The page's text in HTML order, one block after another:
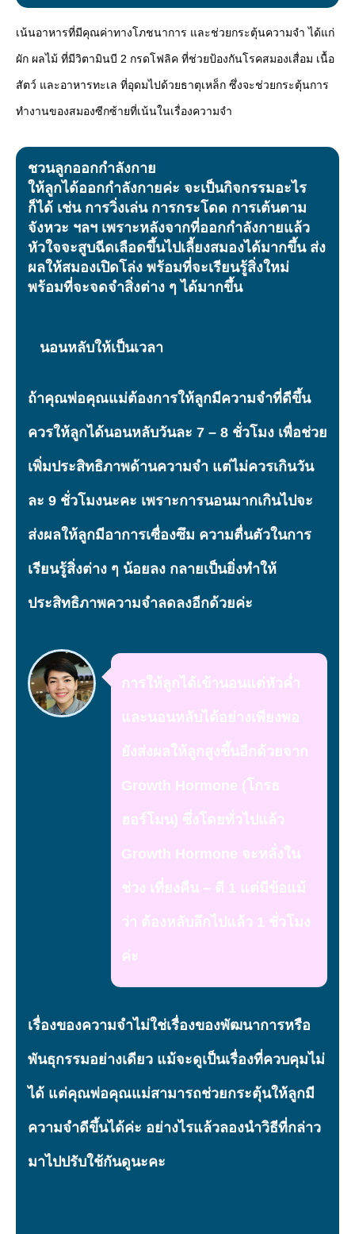
เน้นอาหารที่มีคุณค่าทางโภชนาการ และช่วยกระตุ้นความจำ ได้แก่
ผัก ผลไม้ ที่มีวิตามินบี 2 กรดโฟลิค ที่ช่วยป้องกันโรคสมองเสื่อม เนื้อ
สัตว์ และอาหารทะเล ที่อุดมไปด้วยธาตุเหล็ก ซึ่งจะช่วยกระตุ้นการ
ทำงานของสมองซีกซ้ายที่เน้นในเรื่องความจำ
ชวนลูกออกกำลังกาย
ให้ลูกได้ออกกำลังกายค่ะ จะเป็นกิจกรรมอะไร
ก็ได้ เช่น การวิ่งเล่น การกระโดด การเต้นตาม
จังหวะ ฯลฯ เพราะหลังจากที่ออกกำลังกายแล้ว
หัวใจจะสูบฉีดเลือดขึ้นไปเลี้ยงสมองได้มากขึ้น ส่ง
ผลให้สมองเปิดโล่ง พร้อมที่จะเรียนรู้สิ่งใหม่
พร้อมที่จะจดจำสิ่งต่าง ๆ ได้มากขึ้น
นอนหลับให้เป็นเวลา
ถ้าคุณพ่อคุณแม่ต้องการให้ลูกมีความจำที่ดีขึ้น
ควรให้ลูกได้นอนหลับวันละ 7 – 8 ชั่วโมง เพื่อช่วย
เพิ่มประสิทธิภาพด้านความจำ แต่ไม่ควรเกินวัน
ละ 9 ชั่วโมงนะคะ เพราะการนอนมากเกินไปจะ
ส่งผลให้ลูกมีอาการเซื่องซึม ความตื่นตัวในการ
เรียนรู้สิ่งต่าง ๆ น้อยลง กลายเป็นยิ่งทำให้
ประสิทธิภาพความจำลดลงอีกด้วยค่ะ
การให้ลูกได้เข้านอนแต่หัวค่ำ
และนอนหลับได้อย่างเพียงพอ
ยังส่งผลให้ลูกสูงขึ้นอีกด้วยจาก
Growth Hormone (โกรธ
ฮอร์โมน) ซึ่งโดยทั่วไปแล้ว
Growth Hormone จะหลั่งใน
ช่วง เที่ยงคืน – ตี 1 แต่มีข้อแม้
ว่า ต้องหลับลึกไปแล้ว 1 ชั่วโมง
ค่ะ
เรื่องของความจำไม่ใช่เรื่องของพัฒนาการหรือ
พันธุกรรมอย่างเดียว แม้จะดูเป็นเรื่องที่ควบคุมไม่
ได้ แต่คุณพ่อคุณแม่สามารถช่วยกระตุ้นให้ลูกมี
ความจำดีขึ้นได้ค่ะ อย่างไรแล้วลองนำวิธีที่กล่าว
มาไปปรับใช้กันดูนะคะ